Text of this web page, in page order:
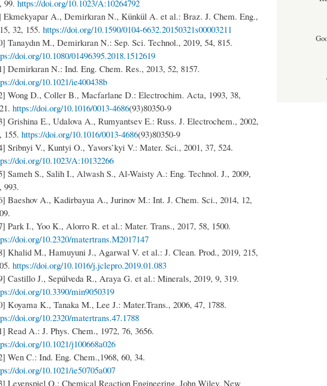
99. https://doi.org/10.1023/A:10264792
Ekmekyapar A., Demirkıran N., Künkül A. et al.: Braz. J. Chem. Eng.,
32, 155. https://doi.org/10.1590/0104-6632.20150321s00003211
Tanaydın M., Demirkıran N.: Sep. Sci. Technol., 2019, 54, 815.
doi.org/10.1080/01496395.2018.1512619
Demirkıran N.: Ind. Eng. Chem. Res., 2013, 52, 8157.
doi.org/10.1021/ie400438b
Wong D., Coller B., Macfarlane D.: Electrochim. Acta, 1993, 38,
https://doi.org/10.1016/0013-4686(93)80350-9
Grishina E., Udalova A., Rumyantsev E.: Russ. J. Electrochem., 2002,
155. https://doi.org/10.1016/0013-4686(93)80350-9
Sribnyi V., Kuntyi O., Yavors’kyi V.: Mater. Sci., 2001, 37, 524.
doi.org/10.1023/A:10132266
Sameh S., Salih I., Alwash S., Al-Waisty A.: Eng. Technol. J., 2009,
993.
Baeshov A., Kadirbayua A., Jurinov M.: Int. J. Chem. Sci., 2014, 12,
Park I., Yoo K., Alorro R. et al.: Mater. Trans., 2017, 58, 1500.
doi.org/10.2320/matertrans.M2017147
Khalid M., Hamuyuni J., Agarwal V. et al.: J. Clean. Prod., 2019, 215,
https://doi.org/10.1016/j.jclepro.2019.01.083
Castillo J., Sepúlveda R., Araya G. et al.: Minerals, 2019, 9, 319.
doi.org/10.3390/min9050319
Koyama K., Tanaka M., Lee J.: Mater.Trans., 2006, 47, 1788.
doi.org/10.2320/matertrans.47.1788
Read A.: J. Phys. Chem., 1972, 76, 3656.
doi.org/10.1021/j100668a026
Wen C.: Ind. Eng. Chem.,1968, 60, 34.
doi.org/10.1021/ie50705a007
Levenspiel O.: Chemical Reaction Engineering. John Wiley, New